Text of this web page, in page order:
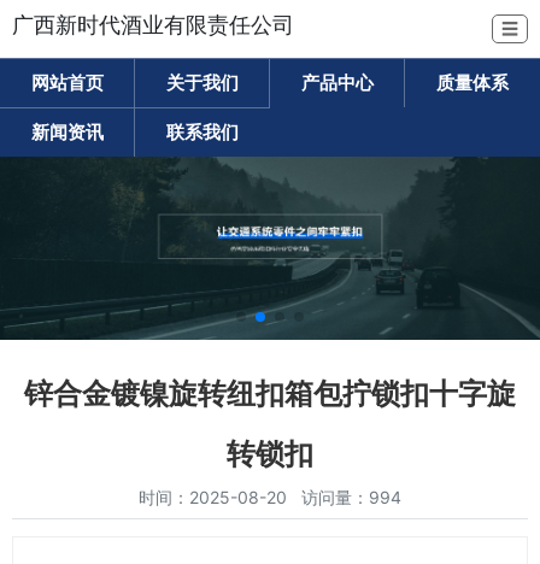
广西新时代酒业有限责任公司 ☰
网站首页 关于我们 产品中心 质量体系
新闻资讯 联系我们
锌合金镀镍旋转纽扣箱包拧锁扣十字旋
转锁扣
时间：2025-08-20 访问量：994